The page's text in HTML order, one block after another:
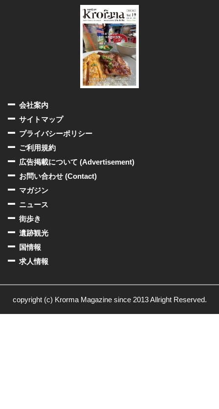
会社案内
サイトマップ
プライバシーポリシー
ご利用規約
広告掲載について (Advertisement)
お問い合わせ (Contact)
マガジン
ニュース
街歩き
遺跡観光
国情報
求人情報
copyright (c) Krorma Magazine since 2013 Allright Reserved.